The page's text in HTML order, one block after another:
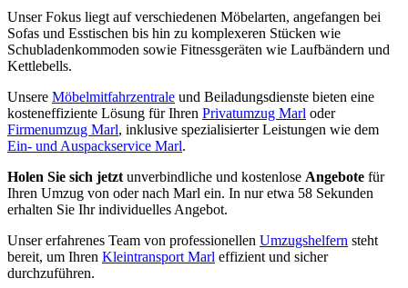
Unser Fokus liegt auf verschiedenen Möbelarten, angefangen bei
Sofas und Esstischen bis hin zu komplexeren Stücken wie
Schubladenkommoden sowie Fitnessgeräten wie Laufbändern und
Kettlebells.
Unsere Möbelmitfahrzentrale und Beiladungsdienste bieten eine
kosteneffiziente Lösung für Ihren Privatumzug Marl oder
Firmenumzug Marl, inklusive spezialisierter Leistungen wie dem
Ein- und Auspackservice Marl.
Holen Sie sich jetzt unverbindliche und kostenlose Angebote für
Ihren Umzug von oder nach Marl ein. In nur etwa 58 Sekunden
erhalten Sie Ihr individuelles Angebot.
Unser erfahrenes Team von professionellen Umzugshelfern steht
bereit, um Ihren Kleintransport Marl effizient und sicher
durchzuführen.